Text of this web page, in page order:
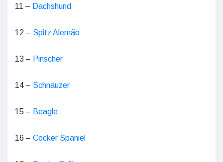
11 – Dachshund
12 – Spitz Alemão
13 – Pinscher
14 – Schnauzer
15 – Beagle
16 – Cocker Spaniel